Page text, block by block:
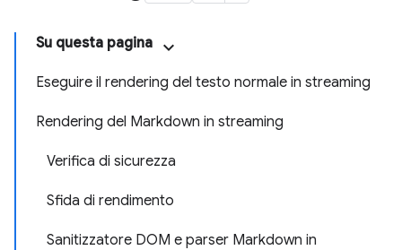
Su questa pagina
Eseguire il rendering del testo normale in streaming
Rendering del Markdown in streaming
Verifica di sicurezza
Sfida di rendimento
Sanitizzatore DOM e parser Markdown in